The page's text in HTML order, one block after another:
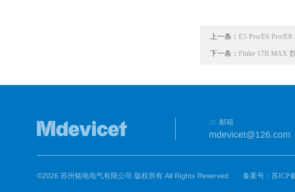
上一条： E5 Pro/E6 Pro/
下一条： Fluke 17B MAX
邮箱
mdevicet@126.com
©2026 苏州铭电电气有限公司 版权所有 All Rights Reserved. 备案号： 苏ICP